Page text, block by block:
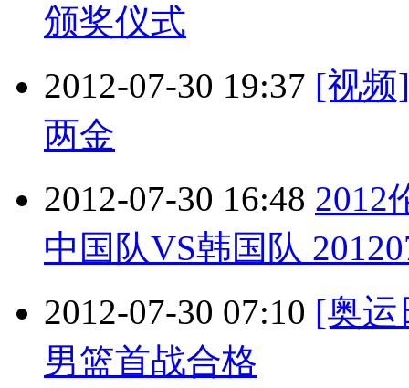
颁奖仪式
2012-07-30 19:37 [视频
两金
2012-07-30 16:48 2012
中国队VS韩国队
2012-07-30 07:10 [奥运
男篮首战合格